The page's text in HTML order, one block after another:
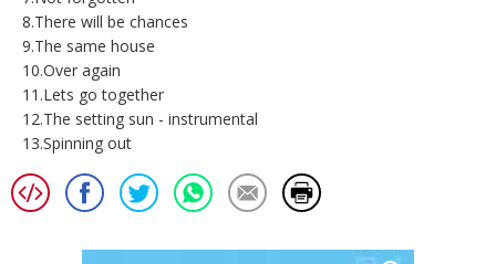
8.There will be chances
9.The same house
10.Over again
11.Lets go together
12.The setting sun - instrumental
13.Spinning out